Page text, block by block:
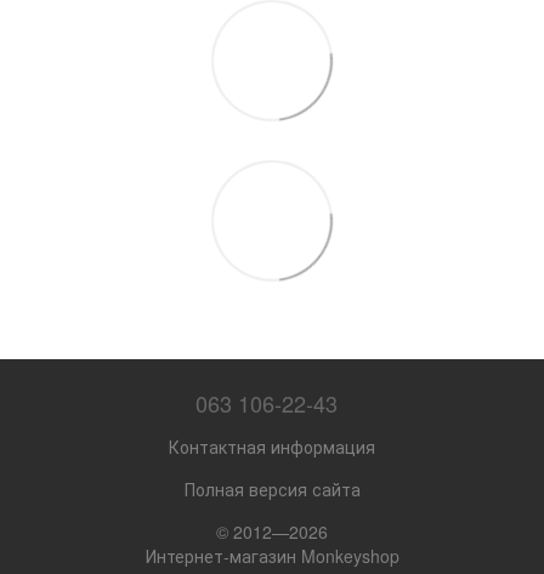
063 106-22-43
Контактная информация
Полная версия сайта
© 2012—2026
Интернет-магазин Monkeyshop